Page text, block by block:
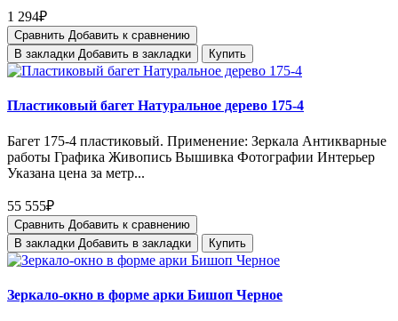
1 294₽
Сравнить Добавить к сравнению
В закладки Добавить в закладки Купить
Пластиковый багет Натуральное дерево 175-4
Багет 175-4 пластиковый. Применение: Зеркала Антикварные
работы Графика Живопись Вышивка Фотографии Интерьер
Указана цена за метр...
55 555₽
Сравнить Добавить к сравнению
В закладки Добавить в закладки Купить
Зеркало-окно в форме арки Бишоп Черное